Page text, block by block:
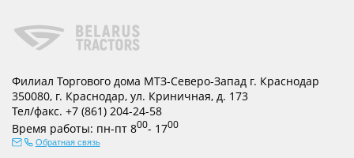
Филиал Торгового дома МТЗ-Северо-Запад г. Краснодар
350080, г. Краснодар, ул. Криничная, д. 173
Тел/факс. +7 (861) 204-24-58
Время работы: пн-пт 800- 1700
Обратная связь